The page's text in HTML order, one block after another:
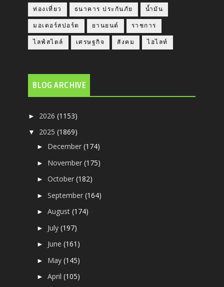
ท่องเที่ยว ธนาคาร ประกันภัย น้ำมัน
มอเตอร์สปอร์ต ยานยนต์ ราชการ
ไลฟ์สไตล์ เศรษฐกิจ สังคม ไฮไลท์
BLOG ARCHIVE
► 2026(1153)
▼ 2025(1869)
► December(174)
► November(175)
►October(182)
►September(164)
►August(174)
► July(197)
► June(161)
► May(145)
►April(105)